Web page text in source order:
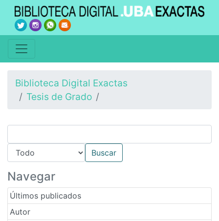
Biblioteca Digital Exactas
Tesis de Grado
Navegar
Últimos publicados
Autor